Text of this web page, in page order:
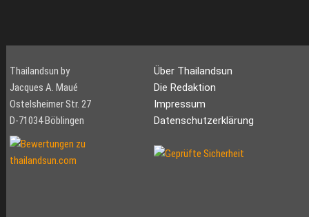
Thailandsun by
Jacques A. Maué
Ostelsheimer Str. 27
D-71034 Böblingen
Über Thailandsun
Die Redaktion
Impressum
Datenschutzerklärung